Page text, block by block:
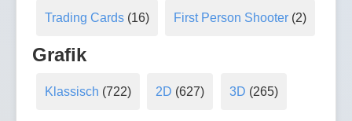
Trading Cards(16) First Person Shooter (2)
Grafik
Klassisch (722) 2D (627) 3D (265)